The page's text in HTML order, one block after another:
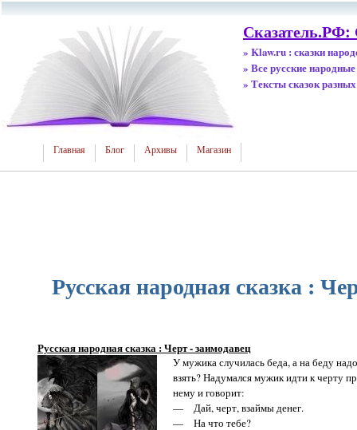
Сказатель.РФ:
» Klaw.ru : сказки
» Все русские народные
» Тексты сказок
Главная Блог Архивы Магазин
Русская народная сказка :
Русская народная сказка : Черт - заимодавец
У мужика случилась беда, а на беду
взять? Надумался мужик идти к черту
нему и говорит:
— Дай, черт, взаймы денег.
— На что тебе?